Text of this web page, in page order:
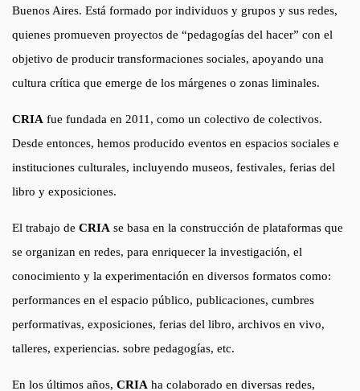
Buenos Aires. Está formado por individuos y grupos y sus redes,
quienes promueven proyectos de “pedagogías del hacer” con el
objetivo de producir transformaciones sociales, apoyando una
cultura crítica que emerge de los márgenes o zonas liminales.
CRIA fue fundada en 2011, como un colectivo de colectivos.
Desde entonces, hemos producido eventos en espacios sociales e
instituciones culturales, incluyendo museos, festivales, ferias del
libro y exposiciones.
El trabajo de CRIA se basa en la construcción de plataformas que
se organizan en redes, para enriquecer la investigación, el
conocimiento y la experimentación en diversos formatos como:
performances en el espacio público, publicaciones, cumbres
performativas, exposiciones, ferias del libro, archivos en vivo,
talleres, experiencias. sobre pedagogías, etc.
En los últimos años, CRIA ha colaborado en diversas redes,